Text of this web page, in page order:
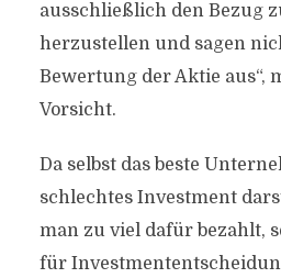
ausschließlich den Bezug
herzustellen und sagen
Bewertung der Aktie aus“,
Vorsicht.
Da selbst das beste
schlechtes Investment
man zu viel dafür bezahlt,
für